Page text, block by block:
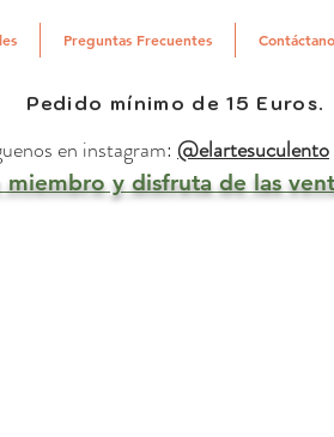
Preguntas Frecuentes
Pedido mínimo de 15 Euros.
en instagram: @elartesuculento
miembro y disfruta de las